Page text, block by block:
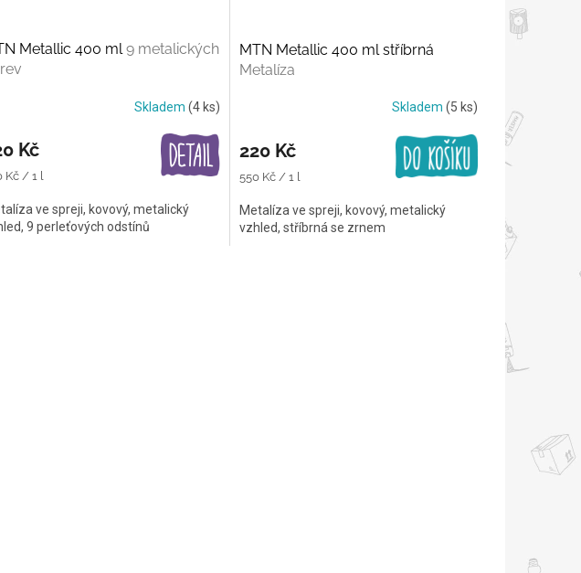
Metallic 400 ml9 metalických
Skladem (4 ks)
Kč
Kč / 1 l
ve spreji, kovový, metalický
9 perleťových odstínů
MTN Metallic 400 ml stříbrná
Metalíza
Skladem (5 ks)
220 Kč
Měrná
550 Kč / 1 l
Metalíza ve spreji, kovový, metalický
vzhled, stříbrná se zrnem